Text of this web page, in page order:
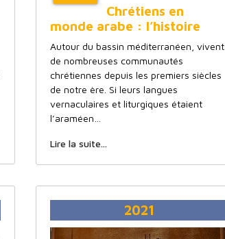
Chrétiens en
monde arabe : l’histoire
Autour du bassin méditerranéen, vivent
de nombreuses communautés
chrétiennes depuis les premiers siècles
de notre ère. Si leurs langues
vernaculaires et liturgiques étaient
l’araméen…
Lire la suite...
2021